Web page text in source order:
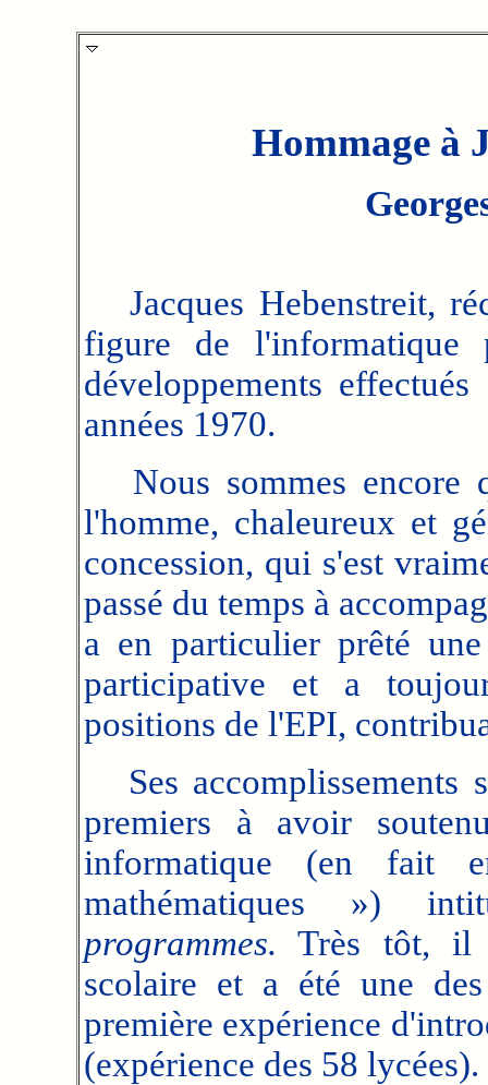
Hommage à
Jacques Hebenstreit,
figure de l'informatique
développements
années 1970.
Nous sommes encore
l'homme, chaleureux et
concession, qui s'est
passé du temps à
a en particulier prêté
participative et a
positions de l'EPI,
Ses accomplissements
premiers à avoir
informatique (en fait
mathématiques »)
programmes. Très tôt, il
scolaire et a été une
première expérience
(expérience des 58 lycées).